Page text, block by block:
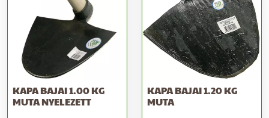
KAPA BAJAI 1.00 KG
MUTA NYELEZETT
KAPA BAJAI 1.20 KG
MUTA